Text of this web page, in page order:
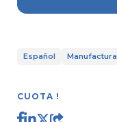
Español Manufactura
CUOTA !